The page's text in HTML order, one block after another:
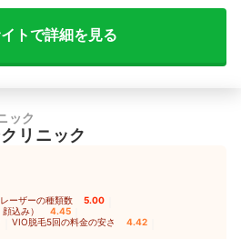
トで詳細を見る
ック
リニック
レーザーの種類数 5.00
込み） 4.45
VIO脱毛5回の料金の安さ 4.42